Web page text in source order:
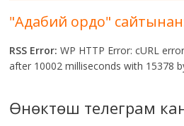
"Адабий ордо"
RSS Error: WP HTTP Error: cURL
after 10002 milliseconds with 15378
Өнөктөш телеграм